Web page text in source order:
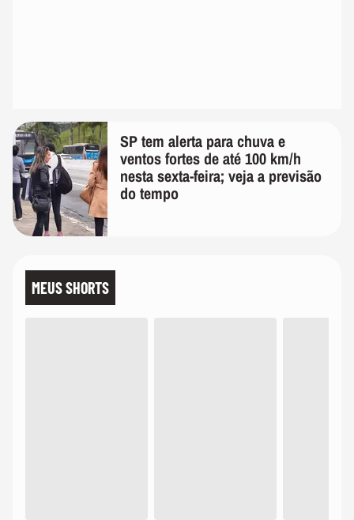
SP tem alerta para chuva e
ventos fortes de até 100 km/h
nesta sexta-feira; veja a previsão
do tempo
MEUS SHORTS